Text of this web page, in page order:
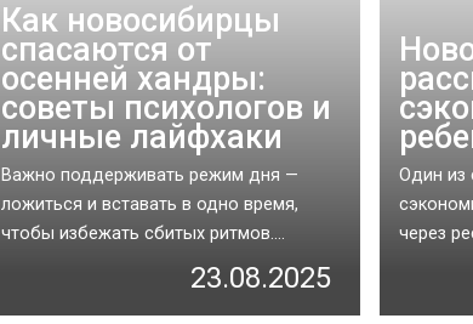
Как новосибирцы
спасаются от
осенней хандры:
советы психологов и
личные лайфхаки
Важно поддерживать режим дня —
ложиться и вставать в одно время,
чтобы избежать сбитых ритмов....
23.08.2025
Один из
через